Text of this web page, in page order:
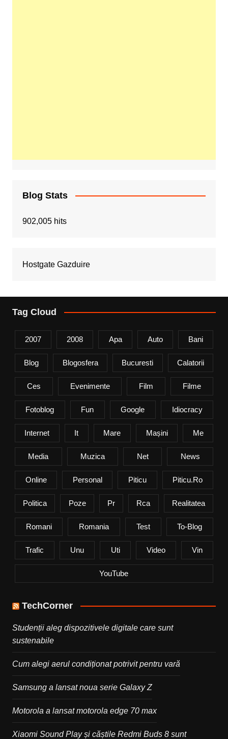
Blog Stats
902,005 hits
Hostgate Gazduire
Tag Cloud
2007 2008 Apa Auto Bani
Blog Blogosfera Bucuresti Calatorii
Ces Evenimente Film Filme
Fotoblog Fun Google Idiocracy
Internet It Mare Mașini Me
Media Muzica Net News
Online Personal Piticu Piticu.ro
Politica Poze Pr Rca Realitatea
Romani Romania Test To-Blog
Trafic Unu Uti Video Vin
YouTube
TechCorner
Studenții aleg dispozitivele digitale care sunt
sustenabile
Cum alegi aerul condiționat potrivit pentru vară
Samsung a lansat noua serie Galaxy Z
Motorola a lansat motorola edge 70 max
Xiaomi Sound Play și căștile Redmi Buds 8 sunt